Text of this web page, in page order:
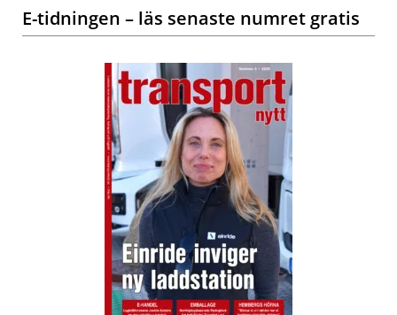
E-tidningen – läs senaste numret gratis